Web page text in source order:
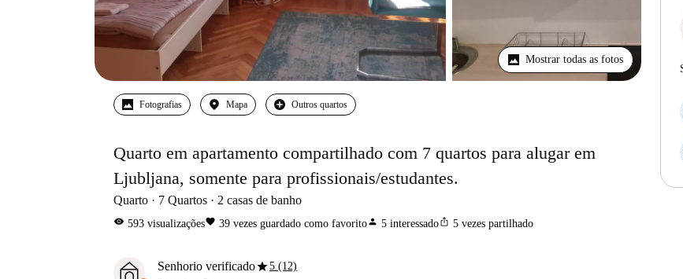
Mostrar todas as fotos
Fotografias Mapa Outros quartos
Quarto em apartamento compartilhado com 7 quartos para alugar em
Ljubljana, somente para profissionais/estudantes.
Quarto 7 Quartos 2 casas de banho
visibility 593 visualizaçõesfavorite 39 vezes guardado como favoritoperson 5 interessadoios_share 5 vezes partilhado
Senhorio verificadostar5 (12)